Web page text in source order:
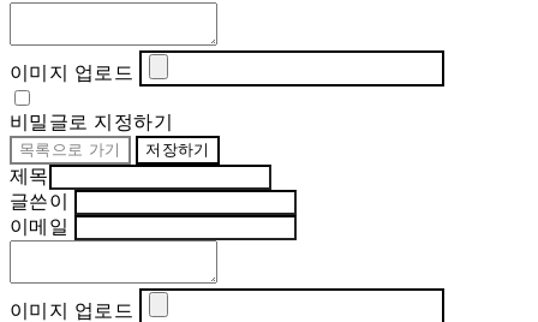
이미지 업로드
비밀글로 지정하기
목록으로 가기 저장하기
제목
글쓴이
이메일
이미지 업로드